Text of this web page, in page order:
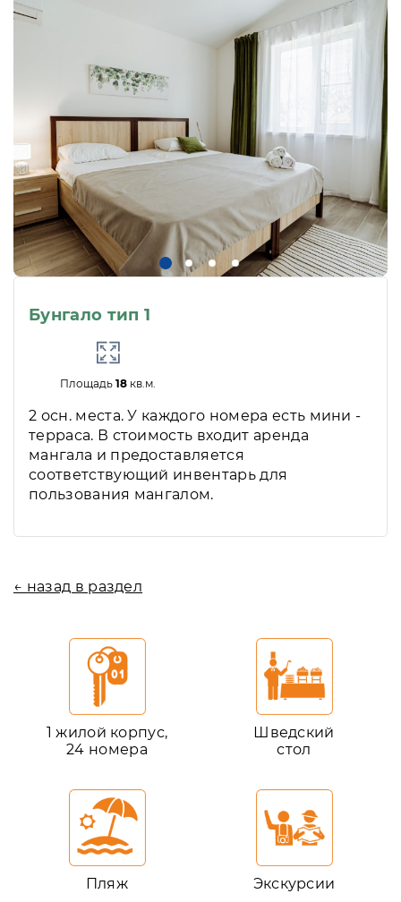
Бунгало тип 1
Площадь18 кв.м.
2 осн. места. У каждого номера есть мини -
терраса. В стоимость входит аренда
мангала и предоставляется
соответствующий инвентарь для
пользования мангалом.
← назад в раздел
1 жилой корпус,
24 номера
Шведский
стол
Пляж Экскурсии